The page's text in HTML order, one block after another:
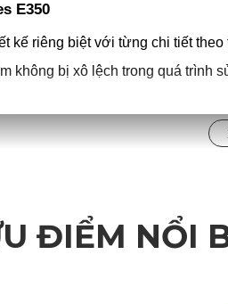
E350
kế riêng biệt với từng chi tiết
không bị xô lệch trong quá
ĐIỂM NỔI